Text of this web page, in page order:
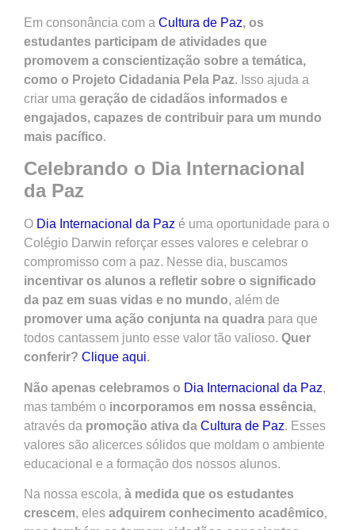
Em consonância com a Cultura de Paz, os
estudantes participam de atividades que
promovem a conscientização sobre a temática,
como o Projeto Cidadania Pela Paz. Isso ajuda a
criar uma geração de cidadãos informados e
engajados, capazes de contribuir para um mundo
mais pacífico.
Celebrando o Dia Internacional
da Paz
O Dia Internacional da Paz é uma oportunidade para o
Colégio Darwin reforçar esses valores e celebrar o
compromisso com a paz. Nesse dia, buscamos
incentivar os alunos a refletir sobre o significado
da paz em suas vidas e no mundo, além de
promover uma ação conjunta na quadra para que
todos cantassem junto esse valor tão valioso. Quer
conferir? Clique aqui.
Não apenas celebramos o Dia Internacional da Paz,
mas também o incorporamos em nossa essência,
através da promoção ativa da Cultura de Paz. Esses
valores são alicerces sólidos que moldam o ambiente
educacional e a formação dos nossos alunos.
Na nossa escola, à medida que os estudantes
crescem, eles adquirem conhecimento acadêmico,